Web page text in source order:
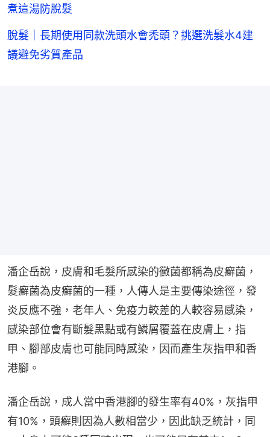
煮這湯防脫髮
脫髮｜長期使用同款洗頭水會禿頭？挑選洗髮水4建
議避免劣質產品
潘企岳說，皮膚和毛髮所感染的黴菌都稱為皮癬菌，
髮癬菌為皮癬菌的一種，人傳人是主要傳染途徑，發
炎反應不強，老年人、免疫力較差的人較容易感染，
感染部位會有斷髮黑點或有鱗屑覆蓋在皮膚上，指
甲、腳部皮膚也可能同時感染，因而產生灰指甲和香
港腳。
潘企岳說，成人當中香港腳的發生率有40%，灰指甲
有10%，頭癬則因為人數相當少，因此缺乏統計，同